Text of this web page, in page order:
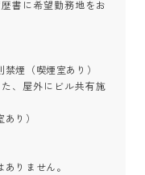
書に希望勤務地をお
煙（喫煙室あり）
、屋外にビル共有施
り）
りません。